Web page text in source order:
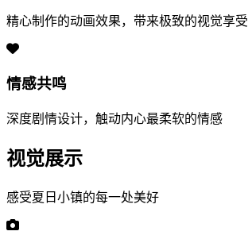
精心制作的动画效果，带来极致的视觉享受
情感共鸣
深度剧情设计，触动内心最柔软的情感
视觉展示
感受夏日小镇的每一处美好